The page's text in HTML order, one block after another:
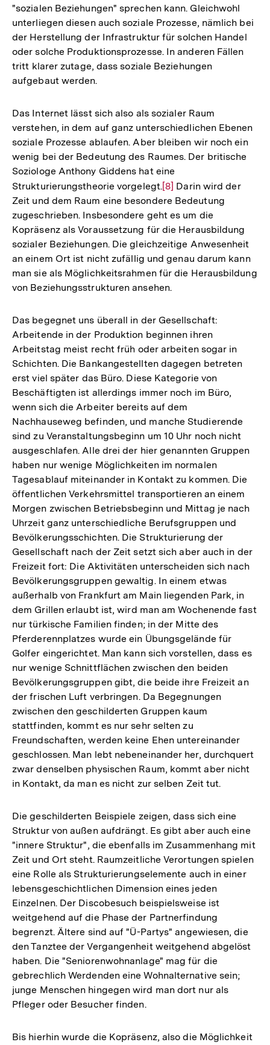
"sozialen Beziehungen" sprechen kann. Gleichwohl
unterliegen diesen auch soziale Prozesse, nämlich bei
der Herstellung der Infrastruktur für solchen Handel
oder solche Produktionsprozesse. In anderen Fällen
tritt klarer zutage, dass soziale Beziehungen
aufgebaut werden.
Das Internet lässt sich also als sozialer Raum
verstehen, in dem auf ganz unterschiedlichen Ebenen
soziale Prozesse ablaufen. Aber bleiben wir noch ein
wenig bei der Bedeutung des Raumes. Der britische
Soziologe Anthony Giddens hat eine
Strukturierungstheorie vorgelegt.Zur
Auflösung
der
Fußnote
[8] Darin wird der
Zeit und dem Raum eine besondere Bedeutung
zugeschrieben. Insbesondere geht es um die
Kopräsenz als Voraussetzung für die Herausbildung
sozialer Beziehungen. Die gleichzeitige Anwesenheit
an einem Ort ist nicht zufällig und genau darum kann
man sie als Möglichkeitsrahmen für die Herausbildung
von Beziehungsstrukturen ansehen.
Das begegnet uns überall in der Gesellschaft:
Arbeitende in der Produktion beginnen ihren
Arbeitstag meist recht früh oder arbeiten sogar in
Schichten. Die Bankangestellten dagegen betreten
erst viel später das Büro. Diese Kategorie von
Beschäftigten ist allerdings immer noch im Büro,
wenn sich die Arbeiter bereits auf dem
Nachhauseweg befinden, und manche Studierende
sind zu Veranstaltungsbeginn um 10 Uhr noch nicht
ausgeschlafen. Alle drei der hier genannten Gruppen
haben nur wenige Möglichkeiten im normalen
Tagesablauf miteinander in Kontakt zu kommen. Die
öffentlichen Verkehrsmittel transportieren an einem
Morgen zwischen Betriebsbeginn und Mittag je nach
Uhrzeit ganz unterschiedliche Berufsgruppen und
Bevölkerungsschichten. Die Strukturierung der
Gesellschaft nach der Zeit setzt sich aber auch in der
Freizeit fort: Die Aktivitäten unterscheiden sich nach
Bevölkerungsgruppen gewaltig. In einem etwas
außerhalb von Frankfurt am Main liegenden Park, in
dem Grillen erlaubt ist, wird man am Wochenende fast
nur türkische Familien finden; in der Mitte des
Pferderennplatzes wurde ein Übungsgelände für
Golfer eingerichtet. Man kann sich vorstellen, dass es
nur wenige Schnittflächen zwischen den beiden
Bevölkerungsgruppen gibt, die beide ihre Freizeit an
der frischen Luft verbringen. Da Begegnungen
zwischen den geschilderten Gruppen kaum
stattfinden, kommt es nur sehr selten zu
Freundschaften, werden keine Ehen untereinander
geschlossen. Man lebt nebeneinander her, durchquert
zwar denselben physischen Raum, kommt aber nicht
in Kontakt, da man es nicht zur selben Zeit tut.
Die geschilderten Beispiele zeigen, dass sich eine
Struktur von außen aufdrängt. Es gibt aber auch eine
"innere Struktur", die ebenfalls im Zusammenhang mit
Zeit und Ort steht. Raumzeitliche Verortungen spielen
eine Rolle als Strukturierungselemente auch in einer
lebensgeschichtlichen Dimension eines jeden
Einzelnen. Der Discobesuch beispielsweise ist
weitgehend auf die Phase der Partnerfindung
begrenzt. Ältere sind auf "Ü-Partys" angewiesen, die
den Tanztee der Vergangenheit weitgehend abgelöst
haben. Die "Seniorenwohnanlage" mag für die
gebrechlich Werdenden eine Wohnalternative sein;
junge Menschen hingegen wird man dort nur als
Pfleger oder Besucher finden.
Bis hierhin wurde die Kopräsenz, also die Möglichkeit